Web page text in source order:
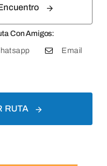
Con Amigos:
Email
RUTA